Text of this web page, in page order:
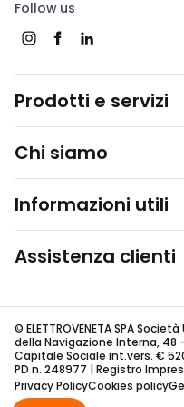
Follow us
Prodotti e servizi
Chi siamo
Informazioni utili
Assistenza clienti
© ELETTROVENETA SPA
della Navigazione Interna, 48 -
Capitale Sociale int.vers. €
PD n. 248977 | Registro
Privacy PolicyCookies policy